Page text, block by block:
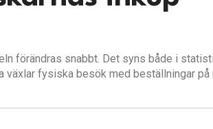
förändras snabbt. Det syns både i
växlar fysiska besök med beställningar på